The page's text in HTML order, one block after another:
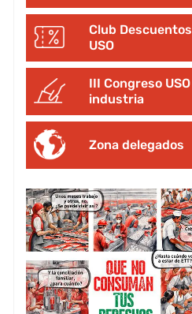
Club Descuentos
USO
III Congreso USO
industria
Zona delegados